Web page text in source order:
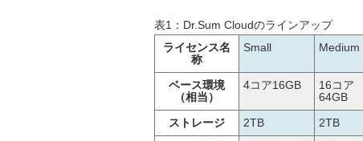
表1：Dr.Sum Cloudのラインアップ
ライセンス名
称
Small Medium
ベース環境
（相当）
4コア16GB
16コア
64GB
ストレージ
2TB
2TB